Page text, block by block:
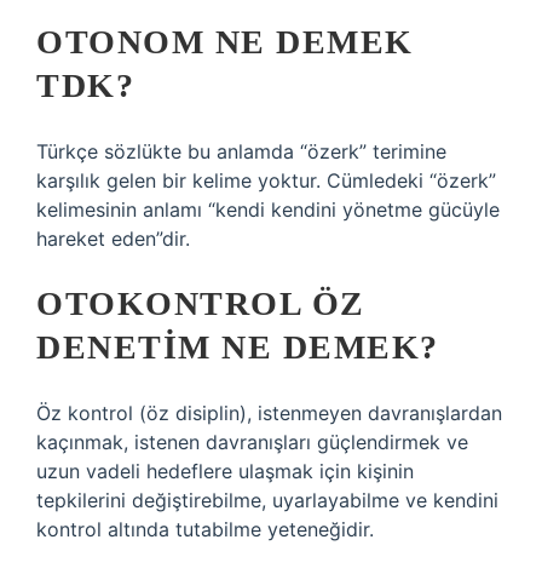
OTONOM NE DEMEK
TDK?
Türkçe sözlükte bu anlamda “özerk” terimine
karşılık gelen bir kelime yoktur. Cümledeki “özerk”
kelimesinin anlamı “kendi kendini yönetme gücüyle
hareket eden”dir.
OTOKONTROL ÖZ
DENETIM NE DEMEK?
Öz kontrol (öz disiplin), istenmeyen davranışlardan
kaçınmak, istenen davranışları güçlendirmek ve
uzun vadeli hedeflere ulaşmak için kişinin
tepkilerini değiştirebilme, uyarlayabilme ve kendini
kontrol altında tutabilme yeteneğidir.